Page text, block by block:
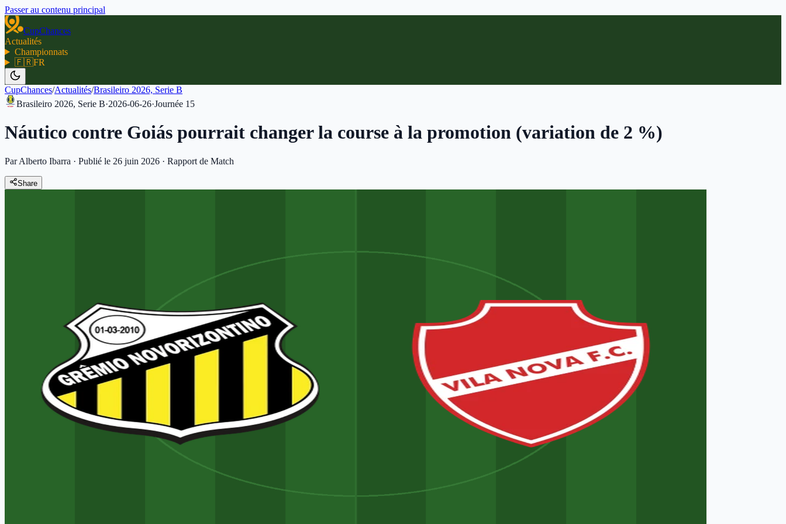
Passer au contenu principal
CupChances
Actualités
Championnats
🇫🇷FR
CupChances/Actualités/Brasileiro 2026, Serie B
Brasileiro 2026, Serie B·2026-06-26·Journée 15
Náutico contre Goiás pourrait changer la course à la promotion (variation de 2 %)
Par Alberto Ibarra · Publié le 26 juin 2026 · Rapport de Match
Share